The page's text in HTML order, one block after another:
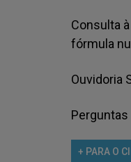
Consulta
fórmula
Ouvidoria
+ PARA O